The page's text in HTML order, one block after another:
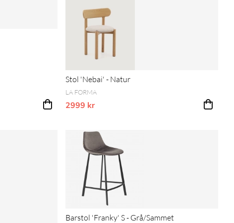
prissänkning
Stol 'Nebai' - Natur
LA FORMA
2999 kr
Vårt lägsta pris 1-30 dagar innan prissänkning
Barstol 'Franky' S - Grå/Sammet